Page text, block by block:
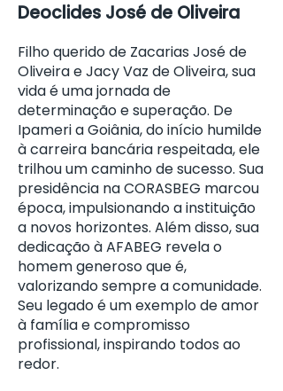
Deoclides José de Oliveira
Filho querido de Zacarias José de
Oliveira e Jacy Vaz de Oliveira, sua
vida é uma jornada de
determinação e superação. De
Ipameri a Goiânia, do início humilde
à carreira bancária respeitada, ele
trilhou um caminho de sucesso. Sua
presidência na CORASBEG marcou
época, impulsionando a instituição
a novos horizontes. Além disso, sua
dedicação à AFABEG revela o
homem generoso que é,
valorizando sempre a comunidade.
Seu legado é um exemplo de amor
à família e compromisso
profissional, inspirando todos ao
redor.